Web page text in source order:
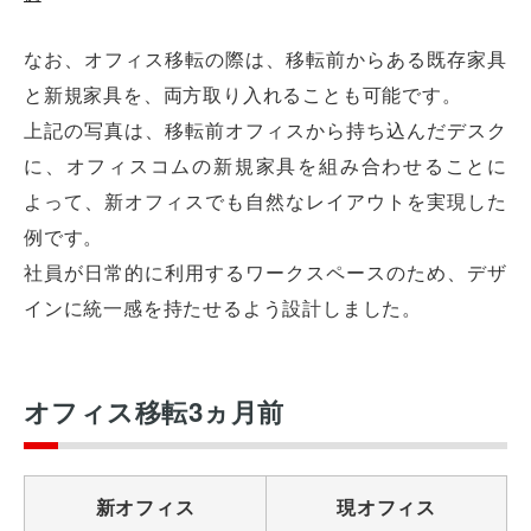
なお、オフィス移転の際は、移転前からある既存家具
と新規家具を、両方取り入れることも可能です。
上記の写真は、移転前オフィスから持ち込んだデスク
に、オフィスコムの新規家具を組み合わせることに
よって、新オフィスでも自然なレイアウトを実現した
例です。
社員が日常的に利用するワークスペースのため、デザ
インに統一感を持たせるよう設計しました。
オフィス移転3ヵ月前
新オフィス 現オフィス